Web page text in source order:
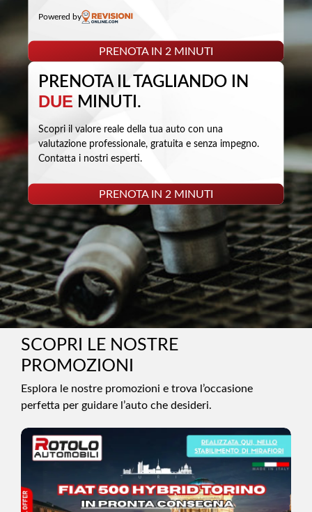
Powered by
PRENOTA IN 2 MINUTI
PRENOTA IL TAGLIANDO IN
DUE MINUTI.
Scopri il valore reale della tua auto con una
valutazione professionale, gratuita e senza impegno.
Contatta i nostri esperti.
PRENOTA IN 2 MINUTI
SCOPRI LE NOSTRE
PROMOZIONI
Esplora le nostre promozioni e trova l’occasione
perfetta per guidare l’auto che desideri.